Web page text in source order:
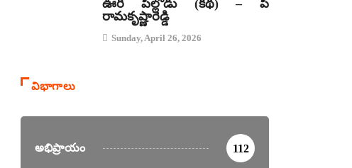
ఊరి పిల్లోడు (కథ) – పి
రామకృష్ణారెడ్డి
Sunday, April 26, 2026
విభాగాలు
అభిప్రాయం 112